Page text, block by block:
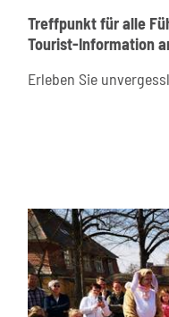
Treffpunkt für alle
Tourist-Information
Erleben Sie